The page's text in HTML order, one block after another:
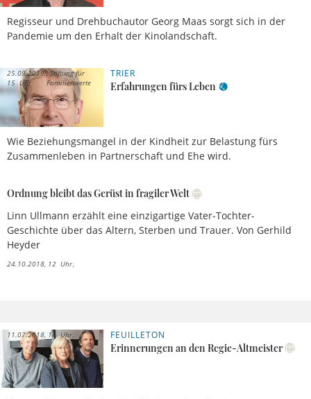
Regisseur und Drehbuchautor Georg Maas sorgt sich in der
Pandemie um den Erhalt der Kinolandschaft.
TRIER
Erfahrungen fürs Leben
Wie Beziehungsmangel in der Kindheit zur Belastung fürs
Zusammenleben in Partnerschaft und Ehe wird.
25.09.2019,
15 Uhr
Stiftung für
Familienwerte
Ordnung bleibt das Gerüst in fragiler Welt
Linn Ullmann erzählt eine einzigartige Vater-Tochter-
Geschichte über das Altern, Sterben und Trauer. Von Gerhild
Heyder
24.10.2018, 12 Uhr
FEUILLETON
Erinnerungen an den Regie-Altmeister
11.07.2018, 14 Uhr